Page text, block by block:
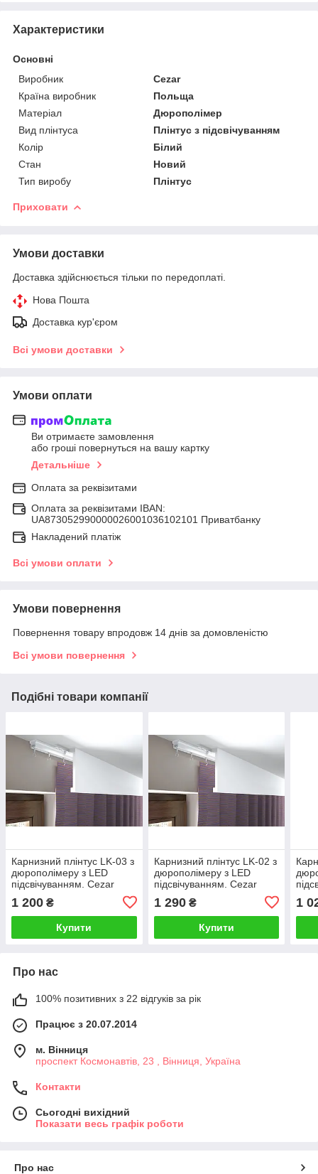
Характеристики
Основні
Виробник
Cezar
Країна виробник
Польща
Матеріал
Дюрополімер
Вид плінтуса
Плінтус з підсвічуванням
Колір
Білий
Стан
Новий
Тип виробу
Плінтус
Приховати
Умови доставки
Доставка здійснюється тільки по передоплаті.
Нова Пошта
Доставка кур'єром
Всі умови доставки
Умови оплати
Ви отримаєте замовлення
або гроші повернуться на вашу картку
Детальніше
Оплата за реквізитами
Оплата за реквізитами IBAN:
UA873052990000026001036102101 Приватбанку
Накладений платіж
Всі умови оплати
Умови повернення
Повернення товару впродовж 14 днів за домовленістю
Всі умови повернення
Подібні товари компанії
Карнизний плінтус LK-03 з
дюрополімеру з LED
підсвічуванням. Cezar
1 200 ₴
Купити
Карнизний плінтус LK-02 з
дюрополімеру з LED
підсвічуванням. Cezar
1 290₴
Купити
1
Про нас
100% позитивних з 22 відгуків за рік
Працює з 20.07.2014
м. Вінниця
проспект Космонавтів, 23 , Вінниця, Україна
Контакти
Сьогодні вихідний
Показати весь графік роботи
Про нас